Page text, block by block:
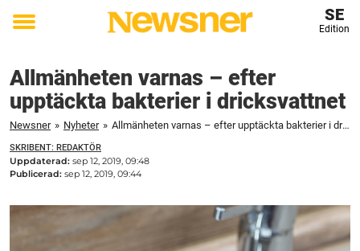
Toggle
SE
Edition
Allmänheten varnas – efter
upptäckta bakterier i dricksvattnet
Newsner » Nyheter » Allmänheten varnas – efter upptäckta bakterier i dricksvattnet
SKRIBENT: REDAKTÖR
Uppdaterad: sep 12, 2019, 09:48
Publicerad: sep 12, 2019, 09:44